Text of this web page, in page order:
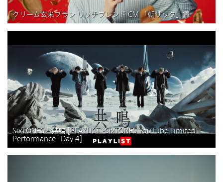
クリーム玄米ブラン リッチブレンド CM 「朝ザック」篇
SixTONES – 共鳴 [PLAYLIST -SixTONES YouTube Limited
Performance- Day.4]